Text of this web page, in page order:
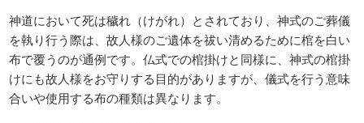
神道において死は穢れ（けがれ）とされており、神式のご葬儀
を執り行う際は、故人様のご遺体を祓い清めるために棺を白い
布で覆うのが通例です。仏式での棺掛けと同様に、神式の棺掛
けにも故人様をお守りする目的がありますが、儀式を行う意味
合いや使用する布の種類は異なります。